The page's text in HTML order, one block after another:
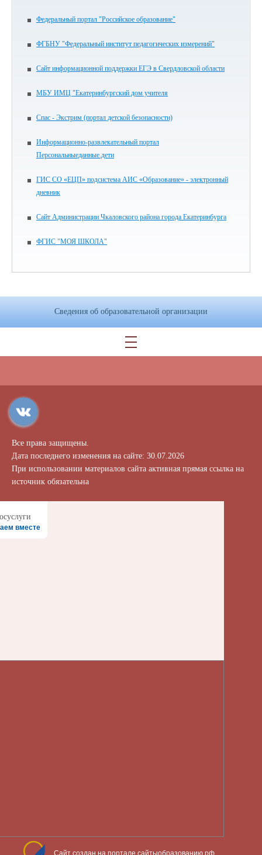
Федеральный портал "Российское образование"
ФГБНУ "Федеральный институт педагогических измерений"
Сайт информационной поддержки ЕГЭ в Свердловской области
МБУ ИМЦ "Екатеринбургский дом учителя
Спас - Экстрим (портал детской безопасности)
Информационно-развлекательный портал
Персональныеданные.дети
ГИС СО «ЕЦП» подсистема АИС «Образование» - электронный
дневник
Сайт Администрации Чкаловского района города Екатеринбурга
ФГИС "МОЯ ШКОЛА"
Сведения об образовательной организации
Все права защищены.
Дата последнего изменения на сайте: 30.07.2026
При использовании материалов сайта активная прямая ссылка на
источник обязательна
вместе
Сайт создан на портале сайтыобразованию.рф